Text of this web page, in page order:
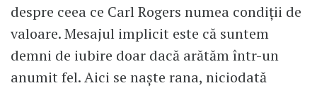
despre ceea ce Carl Rogers numea condiții de
valoare. Mesajul implicit este că suntem
demni de iubire doar dacă arătăm într-un
anumit fel. Aici se naște rana, niciodată